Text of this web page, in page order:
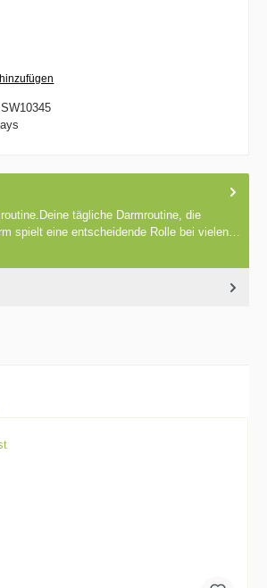
SW10345
tägliche Darmroutine, die
spielt eine entscheidende Rolle bei vielen…